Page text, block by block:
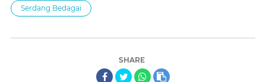
Serdang Bedagai
SHARE